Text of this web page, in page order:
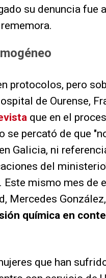
su denuncia fue
protocolos, pero
de Ourense,
que en el
se percató de que
Galicia, ni
del
Este mismo mes de
Mercedes
química en
que han